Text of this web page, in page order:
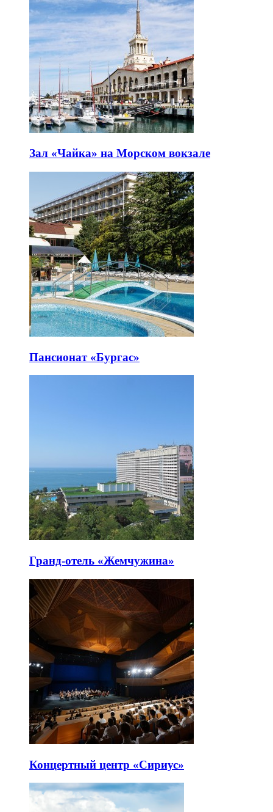
Зал «Чайка» на Морском вокзале
Пансионат «Бургас»
Гранд-отель «Жемчужина»
Концертный центр «Сириус»